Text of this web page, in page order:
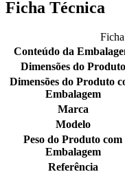
Ficha Técnica
Conteúdo da
Dimensões do Produto
Dimensões do Produto
Embalagem
Marca
Modelo
Peso do Produto com
Embalagem
Referência